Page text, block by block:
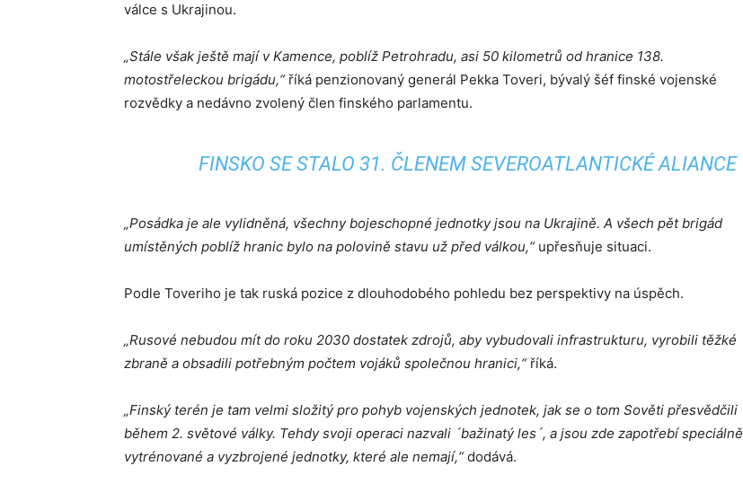
válce s Ukrajinou.
„Stále však ještě mají v Kamence, poblíž Petrohradu, asi 50 kilometrů od hranice 138.
motostřeleckou brigádu,“říká penzionovaný generál Pekka Toveri, bývalý šéf finské vojenské
rozvědky a nedávno zvolený člen finského parlamentu.
FINSKO SE STALO 31. ČLENEM SEVEROATLANTICKÉ ALIANCE
„Posádka je ale vylidněná, všechny bojeschopné jednotky jsou na Ukrajině. A všech pět brigád
umístěných poblíž hranic bylo na polovině stavu už před válkou,“ upřesňuje situaci.
Podle Toveriho je tak ruská pozice z dlouhodobého pohledu bez perspektivy na úspěch.
„Rusové nebudou mít do roku 2030 dostatek zdrojů, aby vybudovali infrastrukturu, vyrobili těžké
zbraně a obsadili potřebným počtem vojáků společnou hranici,“ říká.
„Finský terén je tam velmi složitý pro pohyb vojenských jednotek, jak se o tom Sověti přesvědčili
během 2. světové války. Tehdy svoji operaci nazvali ´bažinatý les´, a jsou zde zapotřebí speciálně
vytrénované a vyzbrojené jednotky, které ale nemají,“dodává.